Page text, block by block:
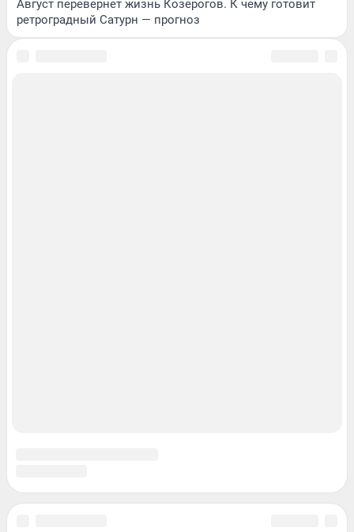
Август перевернет жизнь Козерогов. К чему готовит
ретроградный Сатурн — прогноз